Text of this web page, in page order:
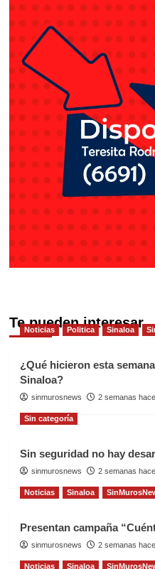
Te pueden interesar
Noticias Politica Sinaloa
¿Qué hicieron esta
Sinaloa?
sinmurosnews 2 semanas hace
Sin categoría
Sin seguridad no hay
sinmurosnews 2 semanas hace
Noticias Sinaloa
Presentan campaña
sinmurosnews 2 semanas hace
Noticias Sinaloa